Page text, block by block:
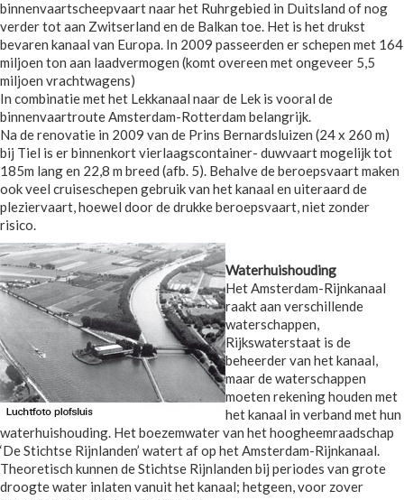
binnenvaartscheepvaart naar het Ruhrgebied in Duitsland of nog
verder tot aan Zwitserland en de Balkan toe. Het is het drukst
bevaren kanaal van Europa. In 2009 passeerden er schepen met 164
miljoen ton aan laadvermogen (komt overeen met ongeveer 5,5
miljoen vrachtwagens)
In combinatie met het Lekkanaal naar de Lek is vooral de
binnenvaartroute Amsterdam-Rotterdam belangrijk.
Na de renovatie in 2009 van de Prins Bernardsluizen (24 x 260 m)
bij Tiel is er binnenkort vierlaagscontainer- duwvaart mogelijk tot
185m lang en 22,8 m breed (afb. 5). Behalve de beroepsvaart maken
ook veel cruiseschepen gebruik van het kanaal en uiteraard de
pleziervaart, hoewel door de drukke beroepsvaart, niet zonder
risico.
Waterhuishouding
Het Amsterdam-Rijnkanaal
raakt aan verschillende
waterschappen,
Rijkswaterstaat is de
beheerder van het kanaal,
maar de waterschappen
moeten rekening houden met
het kanaal in verband met hun
waterhuishouding. Het boezemwater van het hoogheemraadschap
‘De Stichtse Rijnlanden’ watert af op het Amsterdam-Rijnkanaal.
Theoretisch kunnen de Stichtse Rijnlanden bij periodes van grote
droogte water inlaten vanuit het kanaal; hetgeen, voor zover